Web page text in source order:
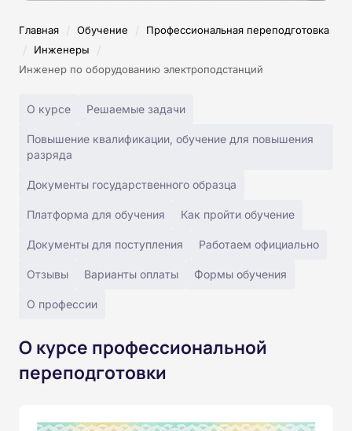
Главная / Обучение / Профессиональная переподготовка
/ Инженеры /
Инженер по оборудованию электроподстанций
О курсе Решаемые задачи
Повышение квалификации, обучение для повышения
разряда
Документы государственного образца
Платформа для обучения Как пройти обучение
Документы для поступления Работаем официально
Отзывы Варианты оплаты Формы обучения
О профессии
О курсе профессиональной
переподготовки